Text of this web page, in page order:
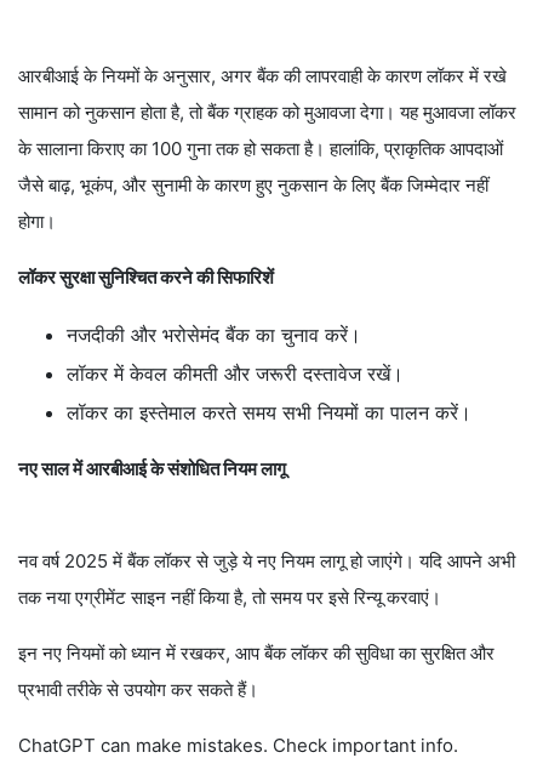
आरबीआई के नियमों के अनुसार, अगर बैंक की लापरवाही के कारण लॉकर में रखे
सामान को नुकसान होता है, तो बैंक ग्राहक को मुआवजा देगा। यह मुआवजा लॉकर
के सालाना किराए का 100 गुना तक हो सकता है। हालांकि, प्राकृतिक आपदाओं
जैसे बाढ़, भूकंप, और सुनामी के कारण हुए नुकसान के लिए बैंक जिम्मेदार नहीं
होगा।
लॉकर सुरक्षा सुनिश्चित करने की सिफारिशें
नजदीकी और भरोसेमंद बैंक का चुनाव करें।
लॉकर में केवल कीमती और जरूरी दस्तावेज रखें।
लॉकर का इस्तेमाल करते समय सभी नियमों का पालन करें।
नए साल में आरबीआई के संशोधित नियम लागू
नव वर्ष 2025 में बैंक लॉकर से जुड़े ये नए नियम लागू हो जाएंगे। यदि आपने अभी
तक नया एग्रीमेंट साइन नहीं किया है, तो समय पर इसे रिन्यू करवाएं।
इन नए नियमों को ध्यान में रखकर, आप बैंक लॉकर की सुविधा का सुरक्षित और
प्रभावी तरीके से उपयोग कर सकते हैं।
ChatGPT can make mistakes. Check important info.